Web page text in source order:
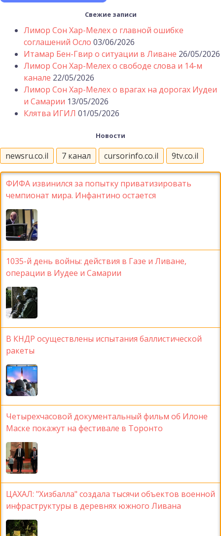
Свежие записи
Лимор Сон Хар-Мелех о главной ошибке
соглашений Осло 03/06/2026
Итамар Бен-Гвир о ситуации в Ливане 26/05/2026
Лимор Сон Хар-Мелех о свободе слова и 14-м
канале 22/05/2026
Лимор Сон Хар-Мелех о врагах на дорогах Иудеи
и Самарии 13/05/2026
Клятва ИГИЛ 01/05/2026
Новости
newsru.co.il 7 канал cursorinfo.co.il 9tv.co.il
ФИФА извинился за попытку приватизировать
чемпионат мира. Инфантино остается
1035-й день войны: действия в Газе и Ливане,
операции в Иудее и Самарии
В КНДР осуществлены испытания баллистической
ракеты
Четырехчасовой документальный фильм об Илоне
Маске покажут на фестивале в Торонто
ЦАХАЛ: "Хизбалла" создала тысячи объектов военной
инфраструктуры в деревнях южного Ливана